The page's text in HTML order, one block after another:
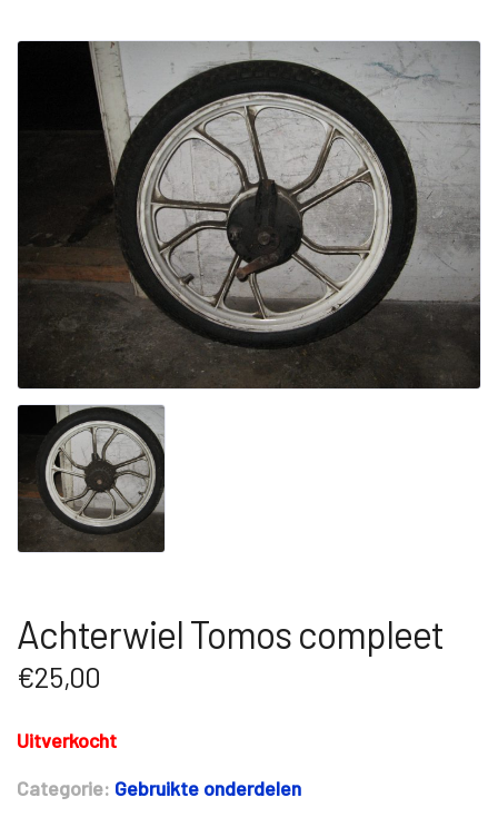
Achterwiel Tomos compleet
€25,00
Uitverkocht
Categorie: Gebruikte onderdelen